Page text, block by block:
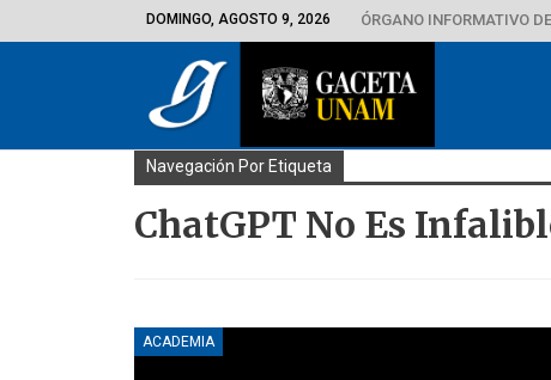
DOMINGO, AGOSTO 9, 2026 ÓRGANO INFORMATIVO
Navegación Por Etiqueta
ChatGPT No Es
ACADEMIA